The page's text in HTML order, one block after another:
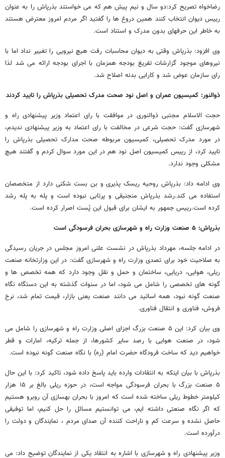
رضاخواه تصریح کرد:دو سال و نیم پیش هم که می خواستند بذرپاش را به عنوان
رییس دیوان انتخاب کنند همین دروغ ها را گفتید اگر مردم امروز معترض هستند
به خاطر این حرفهای بدون مدرک و استناد است.
وی افزود: بذرپاش وقتی به دیوان محاسبات رفت هیچ نیرویی را تغییر نداد اما با
نیروهای موجود گزارشات تفریغ بودجه همزمان با اجرای بودجه ارائه می شد لذا
رای سازمان عوض شد و کارایی بدنه اصلاح شد.
ذوالنور: کمیسیون عمران و اصل نود صحت مدرک تحصیلی بذرپاش را تایید کردند
حجت الاسلام مجتبی ذوالنوری در موافقت با رای اعتماد وزیر پیشنهادی راه و
شهرسازی گفت: حجت شرعی در مخالفت با رای اعتماد به وزیر پیشنهادی ندیدم،
در مورد مدرک تحصیلی، کمیسیون مربوطه صحت مدارک تحصیلی بذرپاش را
تایید کرد، از رییس کمیسیون اصل نود هم در این مورد سوال کردم و گفتند هیچ
مشکلی وجود ندارد.
وی ادامه داد: بذرپاش روحیه ریسک پذیری و بن بست شکنی دارد از متخصصان
استفاده می کند.رشد بذرپاش منجنیقی و پرتابی نبوده است و پله به پله رشد
کرده است.رییس جمهور به ایشان برای قبول این پُست اصرار کرده است.
بذرپاش: ۵ صنعت وزارت راه و شهرسازی بحران فرسودگی است
در ادامه جلسه، مهرداد بذرپاش در نشست علنی امروز مجلس در جریان رسیدگی
به صلاحیت خود برای تصدی وزارت راه و شهرسازی گفت: در این وزارتخانه صنعت
ریلی، هوایی، دریایی، ساختمان و حمل و نقل وجود دارد که همه تخصص ها و
گونه های تخصصی را شامل می شود، اما در سنوات گذشته به این دستگاه نگاه
صنعت گونه نبود، همه اساتید می دانند صنعت یعنی بازار، قیمت تمام شد، نرخ
فروش، فناوری و انتقال فناوری.
وی بیان کرد: این ۵ صنعت بزرگ اجزای اصلی وزارت راه و شهرسازی را شامل می
شود، در صنعت هوایی با رصد سایر کشورها، از جمله ترکیه، امارات و قطر
خواهیم دید که ساخت فرودگاه حضرت امام (ره) با نگاه صنعت گونه نبوده است.
بذرپاش با بیان اینکه به انتقادات وارده باید پاسخ داده شود، تاکید کرد: با این حال
۵ صنعت بزرگ با بحران فرسودگی مواجه است، در حوزه ریلی بالغ بر ۱۵ هزار
کیلومتر خطوط ریلی ساخته شده است که امروز با بحران بهسازی آن روبرو هستیم
که اگر نگاه صنعتی داشته ایم، می توانستیم مسائل را حل کنیم، اما توفیقی
حاصل نشده و سرعت کم و ناراحت کننده آن صدای مردم ، نمایندگان و دولت را
درآورده است.
وزیر پیشنهادی راه و شهرسازی با اشاره به انتقاد یکی از نمایندگان توضیح داد: می